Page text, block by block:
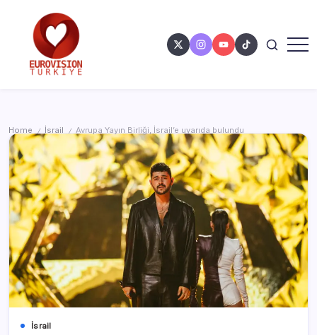
Home / İsrail / Avrupa Yayın Birliği, İsrail’e uyarıda bulundu
İsrail